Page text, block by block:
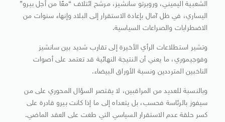
الشعبية اليميني، وروبرتو سانشيز، مرشح ائتلاف “معًا من أجل بيرو”
اليساري، في ظل آمال بإعادة الاستقرار إلى البلاد وإنهاء سنوات من
الاضطرابات والصراعات السياسية.
وتشير استطلاعات الرأي الأخيرة إلى تقارب شديد بين سانشيز
وفوجيموري، ما يعني أن النتيجة النهائية قد تعتمد على أصوات
الناخبين المترددين ونسبة الأوراق البيضاء.
وبالنسبة للعديد من المراقبين، لا يقتصر السؤال المحوري على من
سيفوز بالرئاسة فحسب، بل يتعداه إلى ما إذا كانت بيرو قادرة على
كسر حلقة عدم الاستقرار السياسي التي طغت على العقد الماضي.